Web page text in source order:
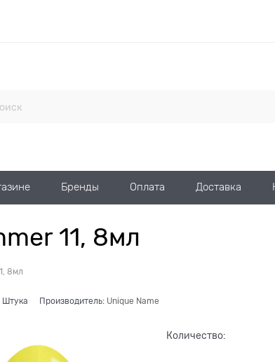
Бренды Оплата Доставка
11, 8мл
8мл
Штука Производитель: Unique Name
Количество: